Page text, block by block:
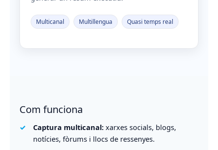
Multicanal Multillengua Quasi temps real
Com funciona
Captura multicanal: xarxes socials, blogs,
notícies, fòrums i llocs de ressenyes.